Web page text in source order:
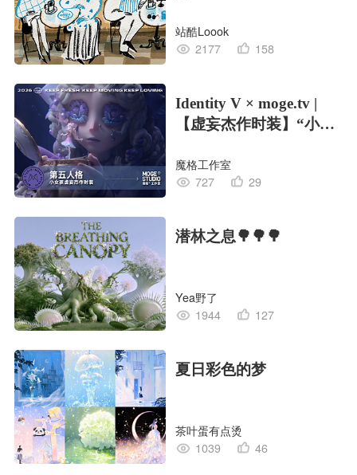
站酷Loook
2177
158
Identity V × moge.tv |
【虚妄杰作时装】“小女
魔格工作室
727
29
潜林之息🌳🌳🌳
Yea野了
1944
127
夏日彩色的梦
茶叶蛋有点烫
1039
46